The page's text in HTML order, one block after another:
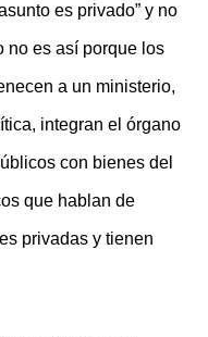
es privado” y no
no es así porque los
a un ministerio,
integran el órgano
con bienes del
que hablan de
privadas y tienen